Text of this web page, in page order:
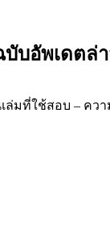
บอัพเดตล่
ล่มที่ใช้สอบ – คว